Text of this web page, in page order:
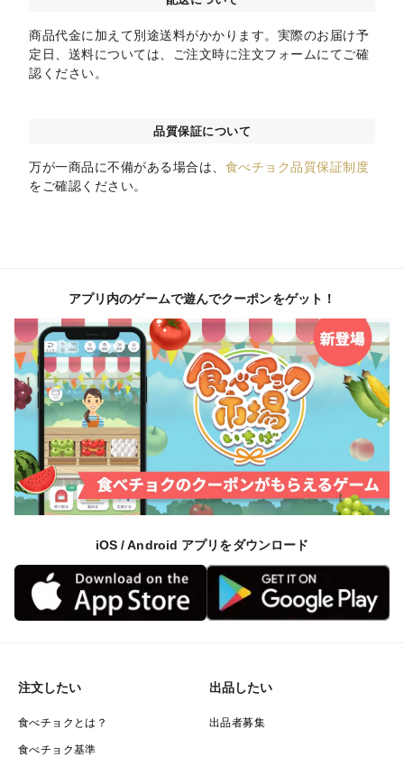
商品代金に加えて別途送料がかかります。実際のお届け予
定日、送料については、ご注文時に注文フォームにてご確
認ください。
品質保証について
万が一商品に不備がある場合は、 食べチョク品質保証制度
をご確認ください。
アプリ内のゲームで遊んでクーポンをゲット！
iOS / Android アプリをダウンロード
注文したい
食べチョクとは？
食べチョク基準
出品したい
出品者募集